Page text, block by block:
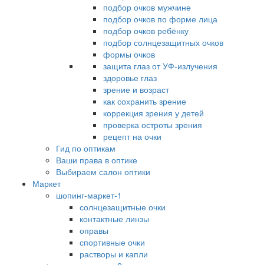
подбор очков мужчине
подбор очков по форме лица
подбор очков ребёнку
подбор солнцезащитных очков
формы очков
защита глаз от УФ-излучения
здоровье глаз
зрение и возраст
как сохранить зрение
коррекция зрения у детей
проверка остроты зрения
рецепт на очки
Гид по оптикам
Ваши права в оптике
Выбираем салон оптики
Маркет
шопинг-маркет-1
солнцезащитные очки
контактные линзы
оправы
спортивные очки
растворы и капли